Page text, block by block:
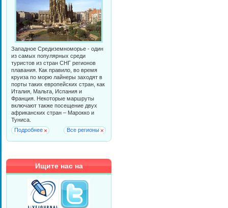
Западное Средиземноморье - один
из самых популярных среди
туристов из стран СНГ регионов
плавания. Как правило, во время
круиза по морю лайнеры заходят в
порты таких европейских стран, как
Италия, Мальта, Испания и
Франция. Некоторые маршруты
включают также посещение двух
африканских стран – Марокко и
Туниса.
Подробнее
Все регионы
Ищите нас на